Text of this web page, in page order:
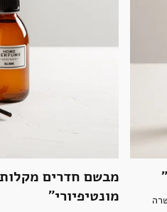
מבשם חדרים
מונטיפיורי"